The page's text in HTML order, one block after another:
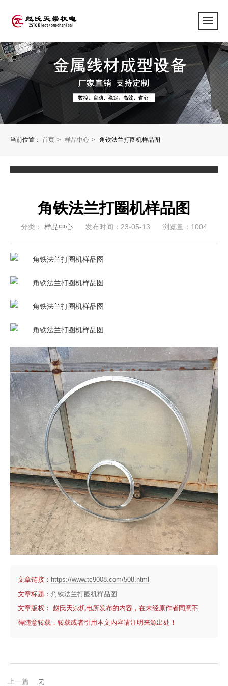
当前位置： 首页 样品中心 角铁法兰打圈机样品图
角铁法兰打圈机样品图
分类： 样品中心 发布时间：23-05-13 浏览量：1004
文章链接： https://www.tc9008.com/508.html
文章标题： 角铁法兰打圈机样品图
文章版权： 赵氏天崇机电所发布的内容，在未经原作者同意不
得随意转载，转载或者引用本文内容请注明来源出处！
上一篇 无